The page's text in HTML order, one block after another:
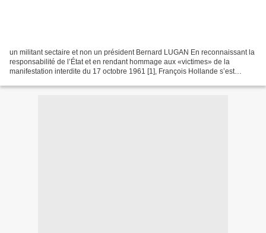
un militant sectaire et non un président Bernard LUGAN En reconnaissant la
responsabilité de l’État et en rendant hommage aux «victimes» de la
manifestation interdite du 17 octobre 1961 [1], François Hollande s’est